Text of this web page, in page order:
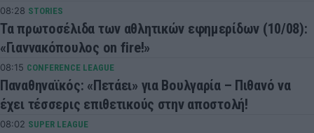
08:28 STORIES
Τα πρωτοσέλιδα των αθλητικών εφημερίδων (10/08):
«Γιαννακόπουλος on fire!»
08:15 CONFERENCE LEAGUE
Παναθηναϊκός: «Πετάει» για Βουλγαρία – Πιθανό να
έχει τέσσερις επιθετικούς στην αποστολή!
08:02 SUPER LEAGUE